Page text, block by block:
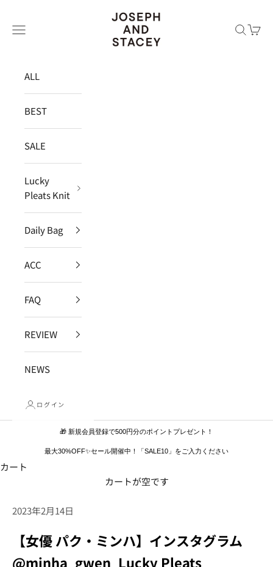
JOSEPH AND STACEY JAPAN
メニュー
検索カー
ALL
BEST
SALE
Lucky
Pleats Knit
Daily Bag
ACC
FAQ
REVIEW
NEWS
ログイン
🎁 新規会員登録で500円分のポイントプレゼント！
最大30%OFF✨セール開催中！「SALE10」をご入力ください
カート
カートが空です
2023年2月14日
【女優 パク・ミンハ】インスタグラム
@minha_gwen_Lucky Pleats